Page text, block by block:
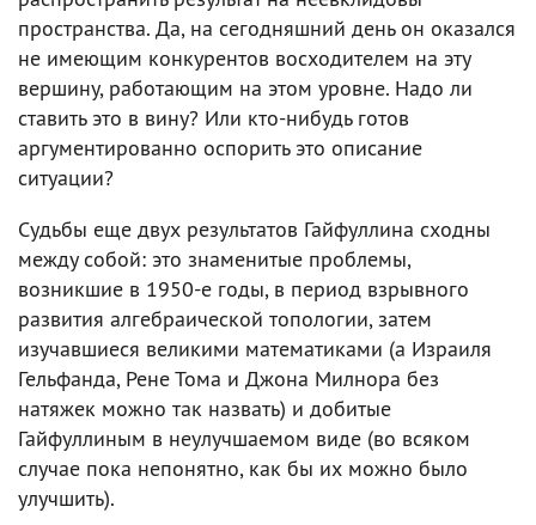
пространства. Да, на сегодняшний день он оказался
не имеющим конкурентов восходителем на эту
вершину, работающим на этом уровне. Надо ли
ставить это в вину? Или кто-нибудь готов
аргументированно оспорить это описание
ситуации?
Судьбы еще двух результатов Гайфуллина сходны
между собой: это знаменитые проблемы,
возникшие в 1950-е годы, в период взрывного
развития алгебраической топологии, затем
изучавшиеся великими математиками (а Израиля
Гельфанда, Рене Тома и Джона Милнора без
натяжек можно так назвать) и добитые
Гайфуллиным в неулучшаемом виде (во всяком
случае пока непонятно, как бы их можно было
улучшить).